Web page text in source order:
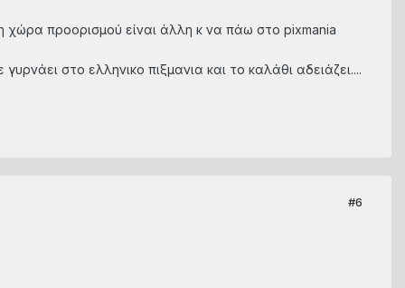
χώρα προορισμού είναι άλλη κ να πάω στο pixmania
στο ελληνικο πιξμανια και το καλάθι αδειάζει....
#6